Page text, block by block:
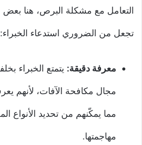
التعامل مع مشكلة البرص، هنا بعض
تجعل من الضروري استدعاء الخبراء:
معرفة دقيقة: يتمتع الخبراء
مجال مكافحة الآفات، لأنهم
مما يمكّنهم من تحديد الأنواع
مهاجمتها.